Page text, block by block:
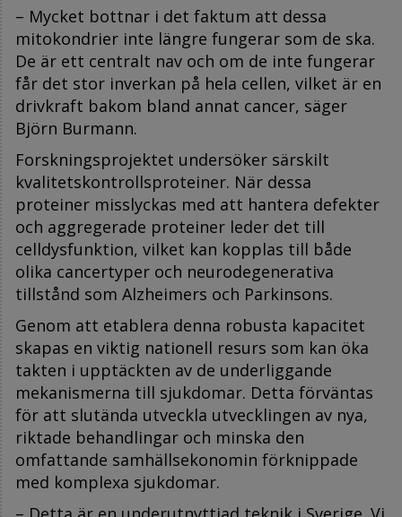
– Mycket bottnar i det faktum att dessa
mitokondrier inte längre fungerar som de ska.
De är ett centralt nav och om de inte fungerar
får det stor inverkan på hela cellen, vilket är en
drivkraft bakom bland annat cancer, säger
Björn Burmann.
Forskningsprojektet undersöker särskilt
kvalitetskontrollsproteiner. När dessa
proteiner misslyckas med att hantera defekter
och aggregerade proteiner leder det till
celldysfunktion, vilket kan kopplas till både
olika cancertyper och neurodegenerativa
tillstånd som Alzheimers och Parkinsons.
Genom att etablera denna robusta kapacitet
skapas en viktig nationell resurs som kan öka
takten i upptäckten av de underliggande
mekanismerna till sjukdomar. Detta förväntas
för att slutända utveckla utvecklingen av nya,
riktade behandlingar och minska den
omfattande samhällsekonomin förknippade
med komplexa sjukdomar.